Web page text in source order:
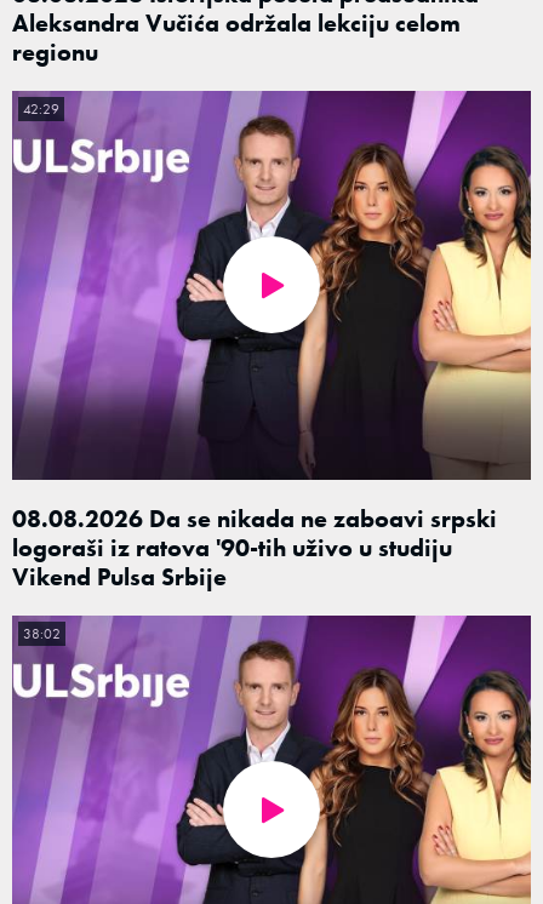
Aleksandra Vučića održala lekciju celom
regionu
08.08.2026 Da se nikada ne zaboavi srpski
logoraši iz ratova '90-tih uživo u studiju
Vikend Pulsa Srbije
42:29
38:02